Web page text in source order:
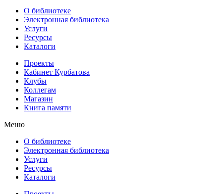
О библиотеке
Электронная библиотека
Услуги
Ресурсы
Каталоги
Проекты
Кабинет Курбатова
Клубы
Коллегам
Магазин
Книга памяти
Меню
О библиотеке
Электронная библиотека
Услуги
Ресурсы
Каталоги